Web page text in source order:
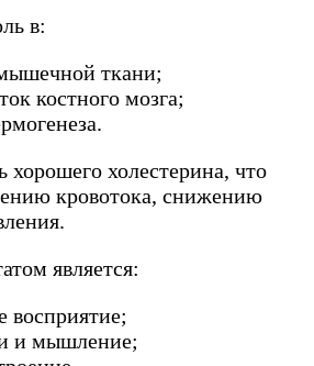
в:
ткани;
костного мозга;
холестерина, что
кровотока, снижению
является:
восприятие;
и мышление;